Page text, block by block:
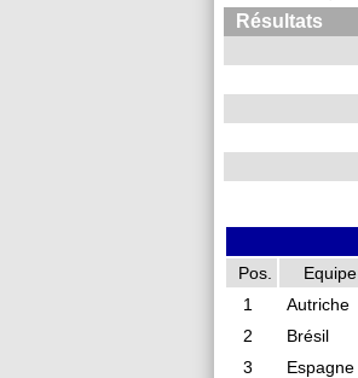
Résultats
Pos. Equipe
1
Autriche
2
Brésil
3
Espagne